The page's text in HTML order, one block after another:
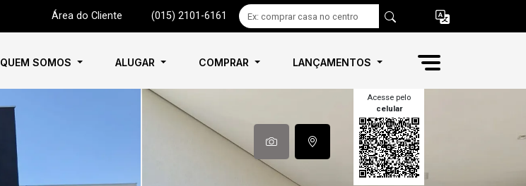
Área do Cliente (015) 2101-6161
QUEM SOMOS ALUGAR COMPRAR LANÇAMENTOS
Acesse pelo
celular